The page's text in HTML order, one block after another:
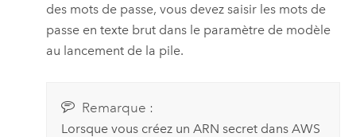
des mots de passe, vous devez saisir les mots de
passe en texte brut dans le paramètre de modèle
au lancement de la pile.
Remarque :
Lorsque vous créez un ARN secret dans AWS